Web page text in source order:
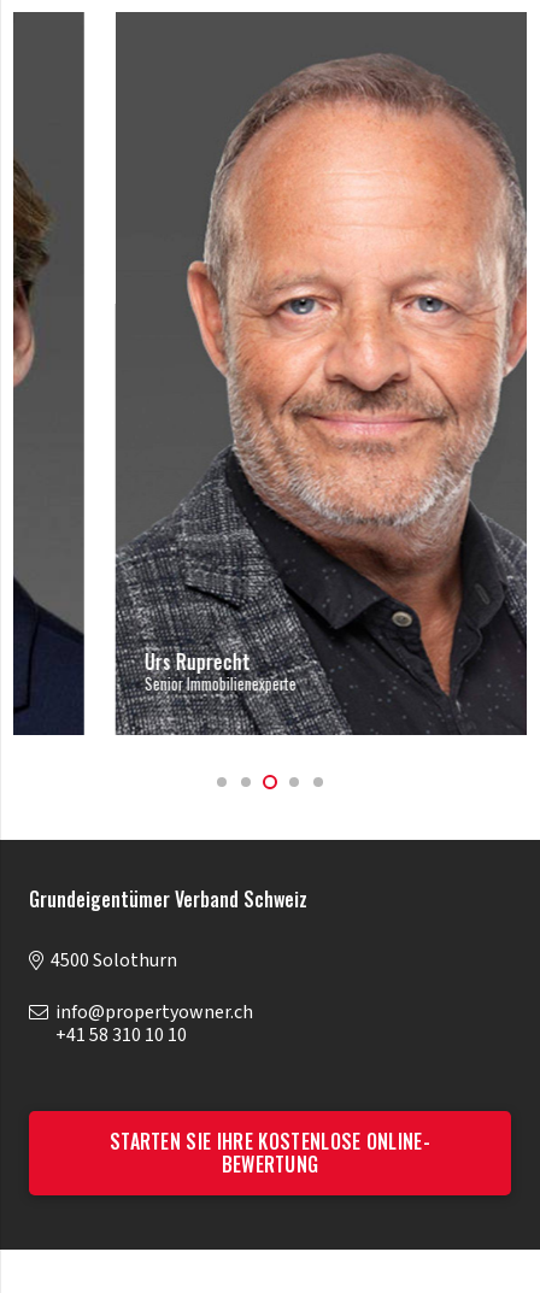
Urs Ruprecht
Senior Immobilienexperte
Grundeigentümer Verband Schweiz
4500Solothurn
info@propertyowner.ch
+41 58 310 10 10
STARTEN SIE IHRE KOSTENLOSE ONLINE-
BEWERTUNG